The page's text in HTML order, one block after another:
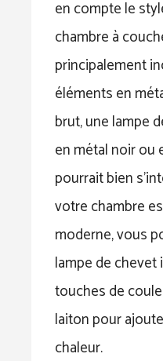
en compte le
chambre à
principalement
éléments en
brut, une lampe
en métal noir ou
pourrait bien
votre chambre
moderne, vous
lampe de
touches de
laiton pour
chaleur.